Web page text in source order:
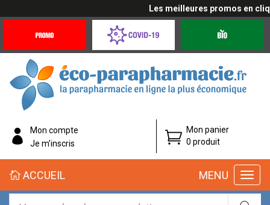
Les meilleures promos en
Offres
Coronavirus
éco-
parapharmacie.fr
éco-
parapharmacie.fr
Mon compte
Je m’inscris
Mon panier
0 produit
MENU
ACCUEIL